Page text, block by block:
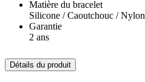
Matière du bracelet
Silicone / Caoutchouc / Nylon
Garantie
2 ans
Détails du produit